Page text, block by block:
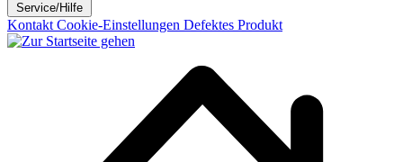
Service/Hilfe
Kontakt Cookie-Einstellungen Defektes Produkt